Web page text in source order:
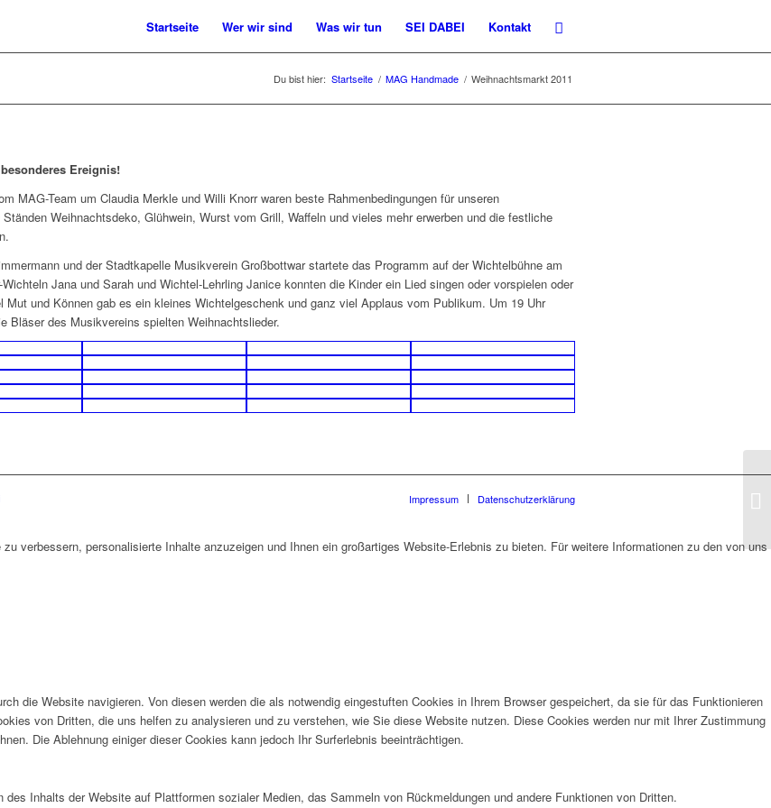
Startseite Wer wir sind Was wir tun SEI DABEI Kontakt
Du bist hier: Startseite / MAG Handmade / Weihnachtsmarkt 2011
Ereignis!
MAG-Team um Claudia Merkle und Willi Knorr waren beste Rahmenbedingungen für unseren
Weihnachtsdeko, Glühwein, Wurst vom Grill, Waffeln und vieles mehr erwerben und die festliche
und der Stadtkapelle Musikverein Großbottwar startete das Programm auf der Wichtelbühne am
Jana und Sarah und Wichtel-Lehrling Janice konnten die Kinder ein Lied singen oder vorspielen oder
und Können gab es ein kleines Wichtelgeschenk und ganz viel Applaus vom Publikum. Um 19 Uhr
Bläser des Musikvereins spielten Weihnachtslieder.
Impressum Datenschutzerklärung
verbessern, personalisierte Inhalte anzuzeigen und Ihnen ein großartiges Website-Erlebnis zu bieten. Für weitere Informationen zu den von uns
die Website navigieren. Von diesen werden die als notwendig eingestuften Cookies in Ihrem Browser gespeichert, da sie für das Funktionieren
von Dritten, die uns helfen zu analysieren und zu verstehen, wie Sie diese Website nutzen. Diese Cookies werden nur mit Ihrer Zustimmung
Die Ablehnung einiger dieser Cookies kann jedoch Ihr Surferlebnis beeinträchtigen.
Inhalts der Website auf Plattformen sozialer Medien, das Sammeln von Rückmeldungen und andere Funktionen von Dritten.